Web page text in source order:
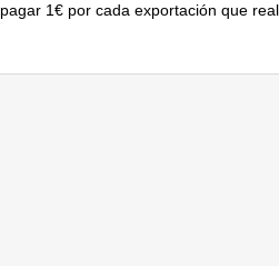
pagar 1€ por cada exportación que